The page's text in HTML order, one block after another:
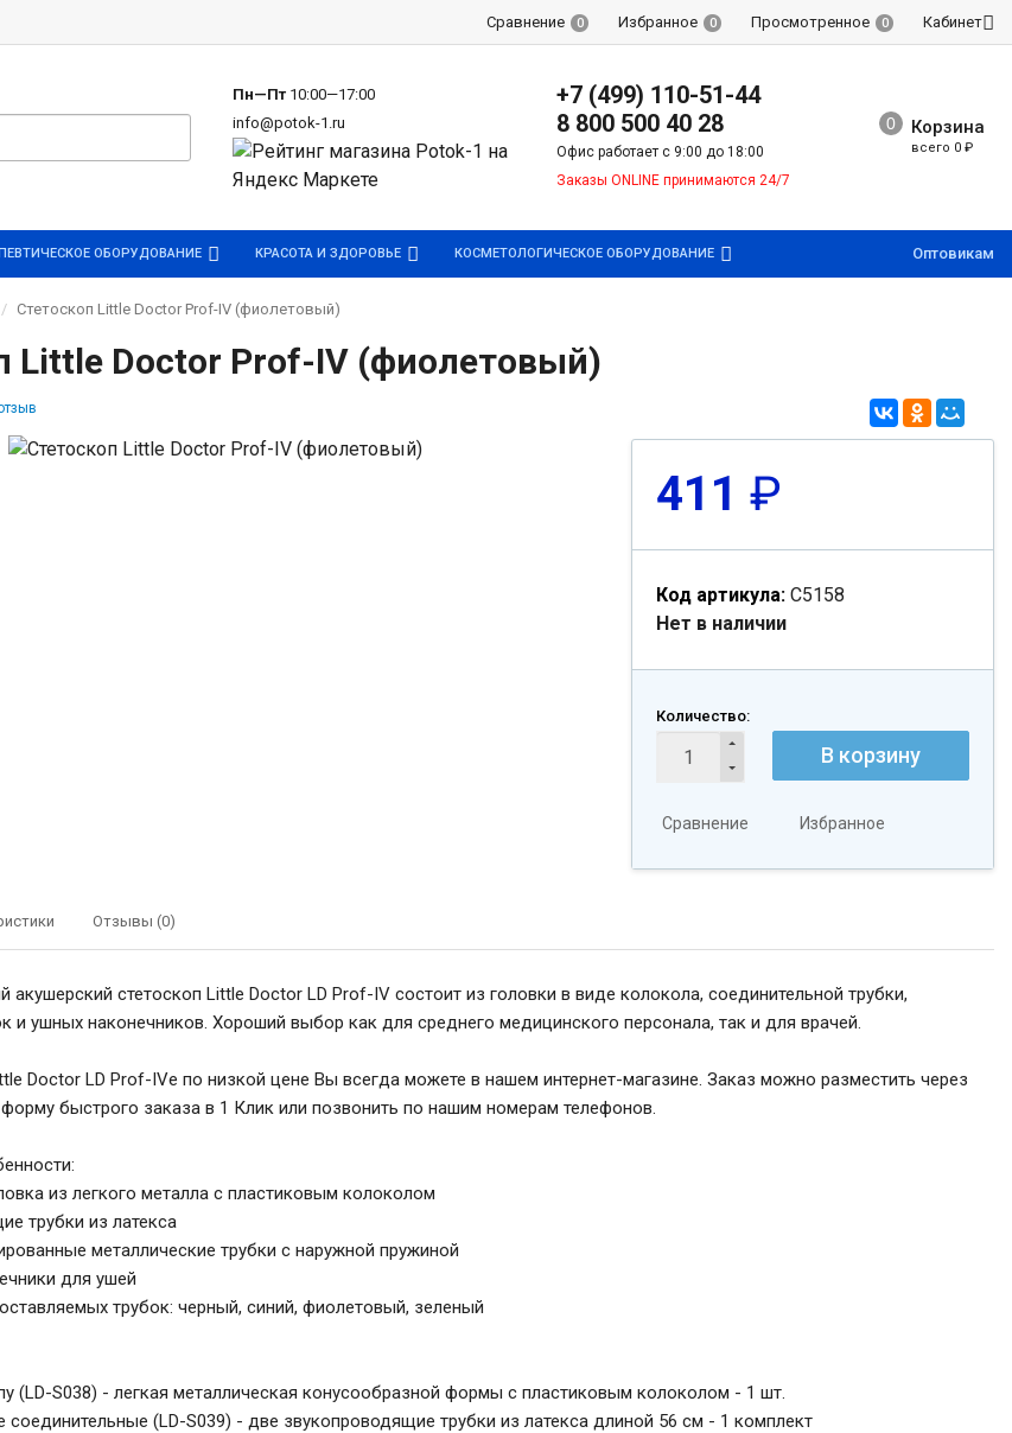
Сравнение 0 Избранное 0 Просмотренное 0 Кабинет
Пн—Пт10:00—17:00
info@potok-1.ru
+7 (499) 110-51-44
8 800 500 40 28
Офис работает с 9:00 до 18:00
Заказы ONLINE принимаются 24/7
Корзина
всего 0 ₽
ОБОРУДОВАНИЕ КРАСОТА И ЗДОРОВЬЕ КОСМЕТОЛОГИЧЕСКОЕ ОБОРУДОВАНИЕ Оптовикам
Стетоскоп Little Doctor Prof-IV (фиолетовый)
Little Doctor Prof-IV (фиолетовый)
411 ₽
Код артикула: С5158
Нет в наличии
Количество:
В корзину
Сравнение Избранное
Отзывы (0)
акушерский стетоскоп Little Doctor LD Prof-IV состоит из головки в виде колокола, соединительной трубки,
и ушных наконечников. Хороший выбор как для среднего медицинского персонала, так и для врачей.
Doctor LD Prof-IVe по низкой цене Вы всегда можете в нашем интернет-магазине. Заказ можно разместить через
быстрого заказа в 1 Клик или позвонить по нашим номерам телефонов.
из легкого металла с пластиковым колоколом
трубки из латекса
металлические трубки с наружной пружиной
для ушей
трубок: черный, синий, фиолетовый, зеленый
(LD-S038) - легкая металлическая конусообразной формы с пластиковым колоколом - 1 шт.
соединительные (LD-S039) - две звукопроводящие трубки из латекса длиной 56 см - 1 комплект